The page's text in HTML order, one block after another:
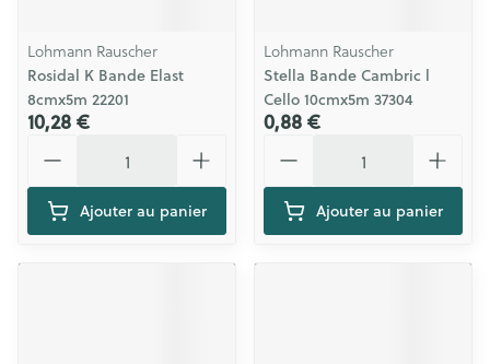
Lohmann Rauscher
Rosidal K Bande Elast
8cmx5m 22201
10,28 €
Ajouter au panier
Lohmann Rauscher
Stella Bande Cambric l
Cello 10cmx5m 37304
0,88 €
Ajouter au panier